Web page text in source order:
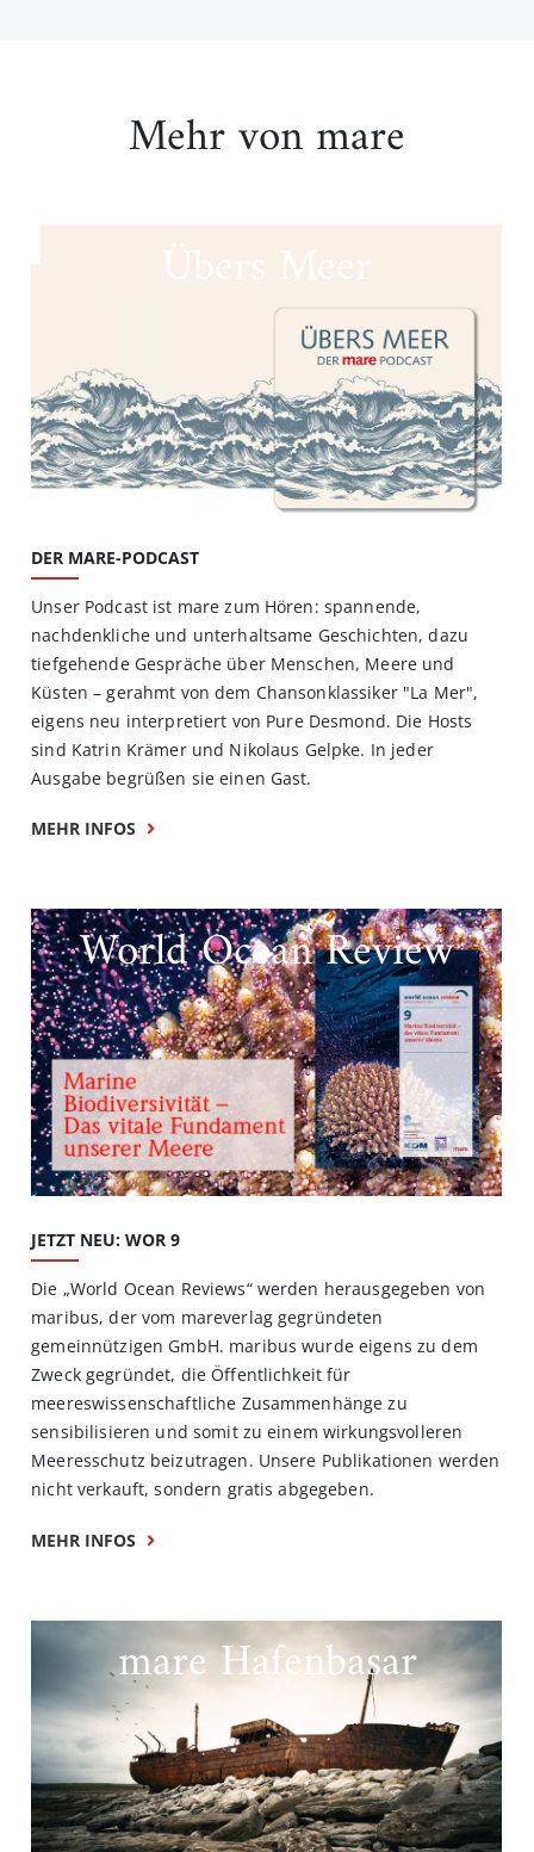
Mehr von mare
Übers Meer
DER MARE-PODCAST
Unser Podcast ist mare zum Hören: spannende,
nachdenkliche und unterhaltsame Geschichten, dazu
tiefgehende Gespräche über Menschen, Meere und
Küsten – gerahmt von dem Chansonklassiker "La Mer",
eigens neu interpretiert von Pure Desmond. Die Hosts
sind Katrin Krämer und Nikolaus Gelpke. In jeder
Ausgabe begrüßen sie einen Gast.
MEHR INFOS
World Ocean Review
JETZT NEU: WOR 9
Die „World Ocean Reviews“ werden herausgegeben von
maribus, der vom mareverlag gegründeten
gemeinnützigen GmbH. maribus wurde eigens zu dem
Zweck gegründet, die Öffentlichkeit für
meereswissenschaftliche Zusammenhänge zu
sensibilisieren und somit zu einem wirkungsvolleren
Meeresschutz beizutragen. Unsere Publikationen werden
nicht verkauft, sondern gratis abgegeben.
MEHR INFOS
mare Hafenbasar